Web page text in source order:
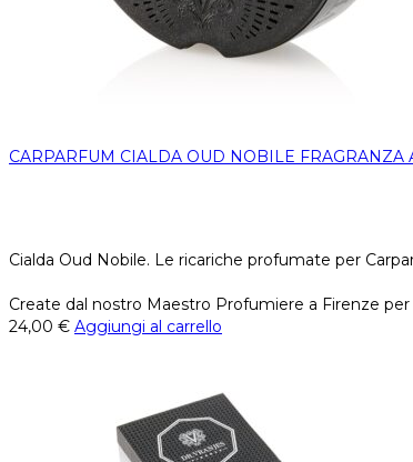
CARPARFUM CIALDA OUD NOBILE FRAGRANZA
Cialda Oud Nobile. Le ricariche profumate per
Create dal nostro Maestro Profumiere a Firenze
24,00 € Aggiungi al carrello